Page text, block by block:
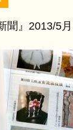
聞』2013/5